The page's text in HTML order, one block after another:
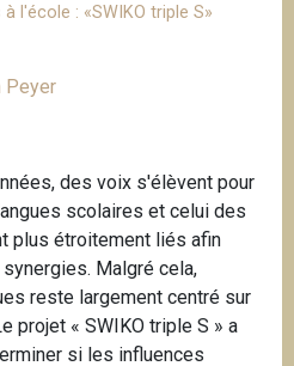
l'école : «SWIKO triple S»
Peyer
des voix s'élèvent pour
scolaires et celui des
plus étroitement liés afin
Malgré cela,
reste largement centré sur
projet « SWIKO triple S » a
si les influences